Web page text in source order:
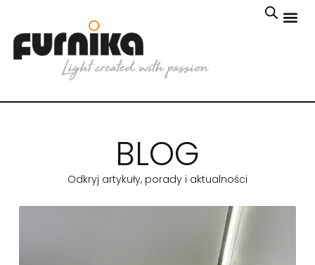
BLOG
Odkryj artykuły, porady i aktualności